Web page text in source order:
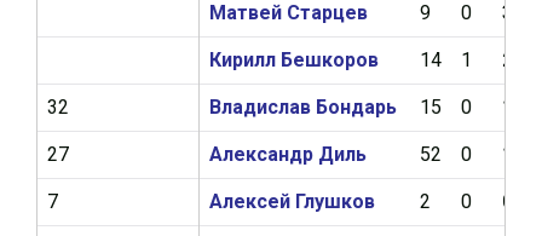
Матвей Старцев 9 0 3
Кирилл Бешкоров 14 1 2
Владислав Бондарь 15 0 1
Александр Диль 52 0 1
Алексей Глушков 2 0 0
32
27
7